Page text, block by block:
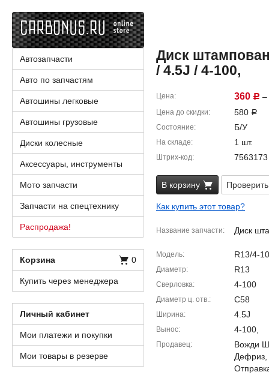
Диск
/ 4.5J / 4-100,
Цена 360 Р –
Цена до скидки 580 Р
Состояние Б/У
На складе 1 шт.
Штрих-код 7563173
В корзину
Как купить этот товар?
Название запчасти Диск
Модель R13/4-
Диаметр R13
Сверловка 4-100
Диаметр ц. отв. C58
Ширина 4.5J
Вынос 4-100,
Продавец
Вожди
Дефриз,
Автозапчасти
Авто по запчастям
Автошины легковые
Автошины грузовые
Диски колесные
Аксессуары, инструменты
Мото запчасти
Запчасти на спецтехнику
Распродажа!
Корзина 0
Купить через менеджера
Личный кабинет
Мои платежи и покупки
Мои товары в резерве